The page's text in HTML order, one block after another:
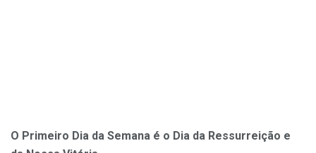
O Primeiro Dia da Semana é o Dia da Ressurreição e